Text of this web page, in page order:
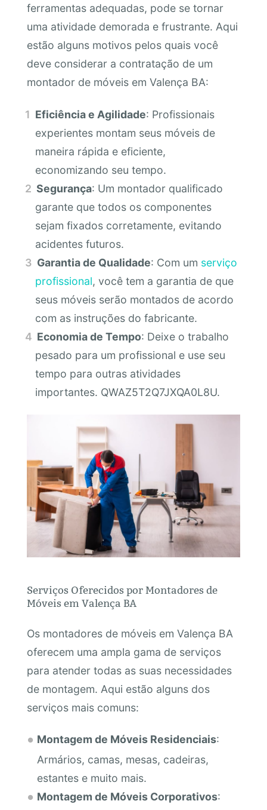
ferramentas adequadas, pode se tornar
uma atividade demorada e frustrante. Aqui
estão alguns motivos pelos quais você
deve considerar a contratação de um
montador de móveis em Valença BA:
Eficiência e Agilidade: Profissionais
experientes montam seus móveis de
maneira rápida e eficiente,
economizando seu tempo.
Segurança: Um montador qualificado
garante que todos os componentes
sejam fixados corretamente, evitando
acidentes futuros.
Garantia de Qualidade: Com um serviço
profissional, você tem a garantia de que
seus móveis serão montados de acordo
com as instruções do fabricante.
Economia de Tempo: Deixe o trabalho
pesado para um profissional e use seu
tempo para outras atividades
importantes. QWAZ5T2Q7JXQA0L8U.
Serviços Oferecidos por Montadores de
Móveis em Valença BA
Os montadores de móveis em Valença BA
oferecem uma ampla gama de serviços
para atender todas as suas necessidades
de montagem. Aqui estão alguns dos
serviços mais comuns:
Montagem de Móveis Residenciais:
Armários, camas, mesas, cadeiras,
estantes e muito mais.
Montagem de Móveis Corporativos: